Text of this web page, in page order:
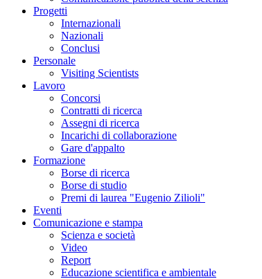
Progetti
Internazionali
Nazionali
Conclusi
Personale
Visiting Scientists
Lavoro
Concorsi
Contratti di ricerca
Assegni di ricerca
Incarichi di collaborazione
Gare d'appalto
Formazione
Borse di ricerca
Borse di studio
Premi di laurea "Eugenio Zilioli"
Eventi
Comunicazione e stampa
Scienza e società
Video
Report
Educazione scientifica e ambientale